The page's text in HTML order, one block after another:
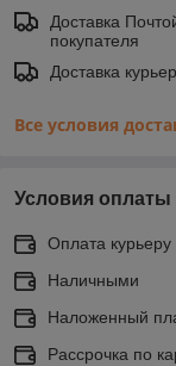
Доставка
покупателя
Доставка
Все условия
Условия оплаты
Оплата курьеру
Наличными
Наложенный
Рассрочка по